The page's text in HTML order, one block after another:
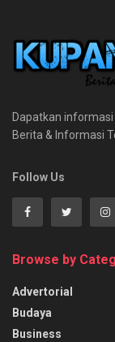
Dapatkan
Berita & Informasi
Follow Us
Browse by
Advertorial
Budaya
Business